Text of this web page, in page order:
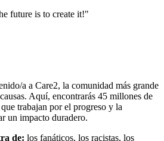
future is to create it!"
a a Care2, la comunidad más grande
Aquí, encontrarás 45 millones de
trabajan por el progreso y la
un impacto duradero.
de: los fanáticos, los racistas, los